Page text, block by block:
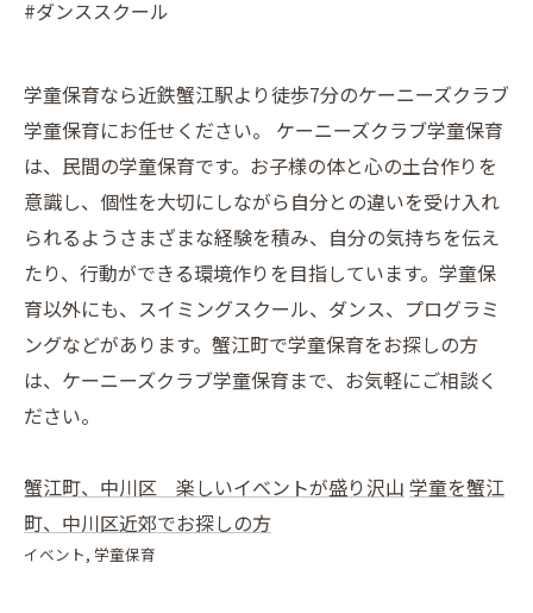
#ダンススクール
学童保育なら近鉄蟹江駅より徒歩7分のケーニーズクラブ
学童保育にお任せください。 ケーニーズクラブ学童保育
は、民間の学童保育です。お子様の体と心の土台作りを
意識し、個性を大切にしながら自分との違いを受け入れ
られるようさまざまな経験を積み、自分の気持ちを伝え
たり、行動ができる環境作りを目指しています。学童保
育以外にも、スイミングスクール、ダンス、プログラミ
ングなどがあります。蟹江町で学童保育をお探しの方
は、ケーニーズクラブ学童保育まで、お気軽にご相談く
ださい。
蟹江町、中川区 楽しいイベントが盛り沢山 学童を蟹江
町、中川区近郊でお探しの方
イベント 学童保育